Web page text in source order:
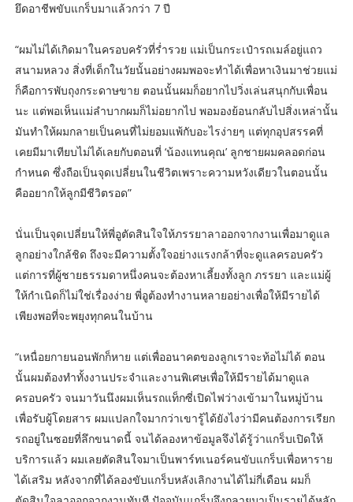
ยึดอาชีพขับแกร็บมาแล้วกว่า 7 ปี
“ผมไม่ได้เกิดมาในครอบครัวที่ร่ำรวย แม่เป็นกระเป๋ารถเมล์อยู่แถว
สนามหลวง สิ่งที่เด็กในวัยนั้นอย่างผมพอจะทำได้เพื่อหาเงินมาช่วยแม่
ก็คือการพับถุงกระดาษขาย ตอนนั้นผมก็อยากไปวิ่งเล่นสนุกกับเพื่อน
นะ แต่พอเห็นแม่ลำบากผมก็ไม่อยากไป พอมองย้อนกลับไปสิ่งเหล่านั้น
มันทำให้ผมกลายเป็นคนที่ไม่ยอมแพ้กับอะไรง่ายๆ แต่ทุกอุปสรรคที่
เคยมีมาเทียบไม่ได้เลยกับตอนที่ ‘น้องแทนคุณ’ ลูกชายผมคลอดก่อน
กำหนด ซึ่งถือเป็นจุดเปลี่ยนในชีวิตเพราะความหวังเดียวในตอนนั้น
คืออยากให้ลูกมีชีวิตรอด”
นั่นเป็นจุดเปลี่ยนให้พี่อูตัดสินใจให้ภรรยาลาออกจากงานเพื่อมาดูแล
ลูกอย่างใกล้ชิด ถึงจะมีความตั้งใจอย่างแรงกล้าที่จะดูแลครอบครัว
แต่การที่ผู้ชายธรรมดาหนึ่งคนจะต้องหาเลี้ยงทั้งลูก ภรรยา และแม่ผู้
ให้กำเนิดก็ไม่ใช่เรื่องง่าย พี่อูต้องทำงานหลายอย่างเพื่อให้มีรายได้
เพียงพอที่จะพยุงทุกคนในบ้าน
“เหนื่อยกายนอนพักก็หาย แต่เพื่ออนาคตของลูกเราจะท้อไม่ได้ ตอน
นั้นผมต้องทำทั้งงานประจำและงานพิเศษเพื่อให้มีรายได้มาดูแล
ครอบครัว จนมาวันนึงผมเห็นรถแท็กซี่เปิดไฟว่างเข้ามาในหมู่บ้าน
เพื่อรับผู้โดยสาร ผมแปลกใจมากว่าเขารู้ได้ยังไงว่ามีคนต้องการเรียก
รถอยู่ในซอยที่ลึกขนาดนี้ จนได้ลองหาข้อมูลจึงได้รู้ว่าแกร็บเปิดให้
บริการแล้ว ผมเลยตัดสินใจมาเป็นพาร์ทเนอร์คนขับแกร็บเพื่อหาราย
ได้เสริม หลังจากที่ได้ลองขับแกร็บหลังเลิกงานได้ไม่กี่เดือน ผมก็